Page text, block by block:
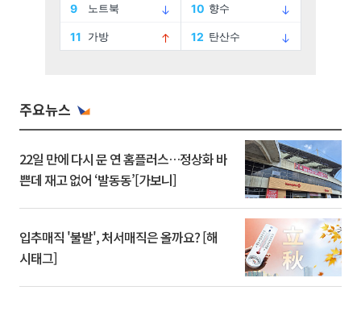
주요뉴스
22일 만에 다시 문 연 홈플러스…정상화 바
쁜데 재고 없어 ‘발동동’[가보니]
입추매직 '불발', 처서매직은 올까요? [해
시태그]